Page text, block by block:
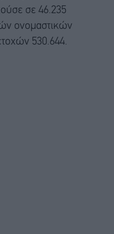
σε 46.235
ονομαστικών
530.644.